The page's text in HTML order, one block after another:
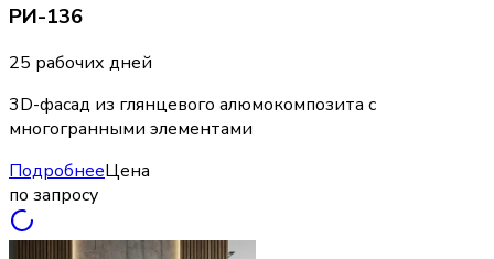
РИ-136
25 рабочих дней
3D-фасад из глянцевого алюмокомпозита с
многогранными элементами
ПодробнееЦена
по запросу